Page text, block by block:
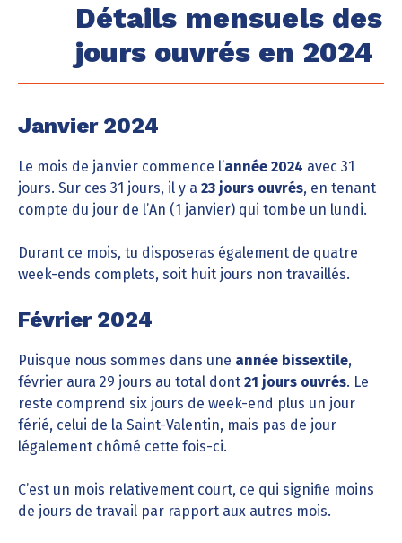
Détails mensuels des
jours ouvrés en 2024
Janvier 2024
Le mois de janvier commence l’année 2024 avec 31
jours. Sur ces 31 jours, il y a 23 jours ouvrés, en tenant
compte du jour de l’An (1 janvier) qui tombe un lundi.
Durant ce mois, tu disposeras également de quatre
week-ends complets, soit huit jours non travaillés.
Février 2024
Puisque nous sommes dans une année bissextile,
février aura 29 jours au total dont 21 jours ouvrés. Le
reste comprend six jours de week-end plus un jour
férié, celui de la Saint-Valentin, mais pas de jour
légalement chômé cette fois-ci.
C’est un mois relativement court, ce qui signifie moins
de jours de travail par rapport aux autres mois.